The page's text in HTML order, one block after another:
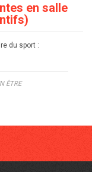
en salle
du sport :
ÊTRE